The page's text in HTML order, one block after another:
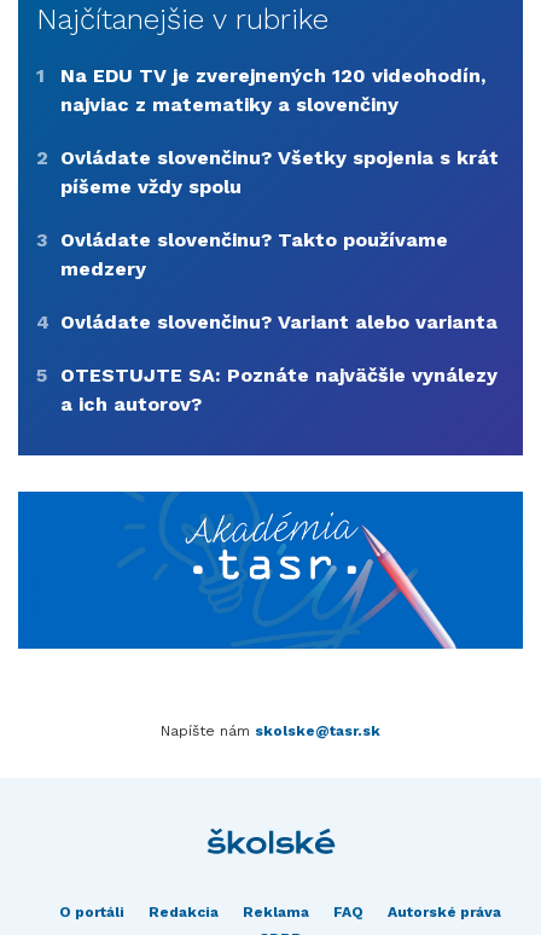
Najčítanejšie v rubrike
1
Na EDU TV je zverejnených 120 videohodín,
najviac z matematiky a slovenčiny
2
Ovládate slovenčinu? Všetky spojenia s krát
píšeme vždy spolu
3
Ovládate slovenčinu? Takto používame
medzery
4 Ovládate slovenčinu? Variant alebo varianta
5
OTESTUJTE SA: Poznáte najväčšie vynálezy
a ich autorov?
Napíšte nám skolske@tasr.sk
O portáli Redakcia Reklama FAQ
Autorské práva